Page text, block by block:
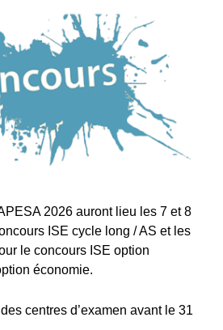
2026 auront lieu les 7 et 8
ISE cycle long / AS et les
le concours ISE option
économie.
centres d’examen avant le 31